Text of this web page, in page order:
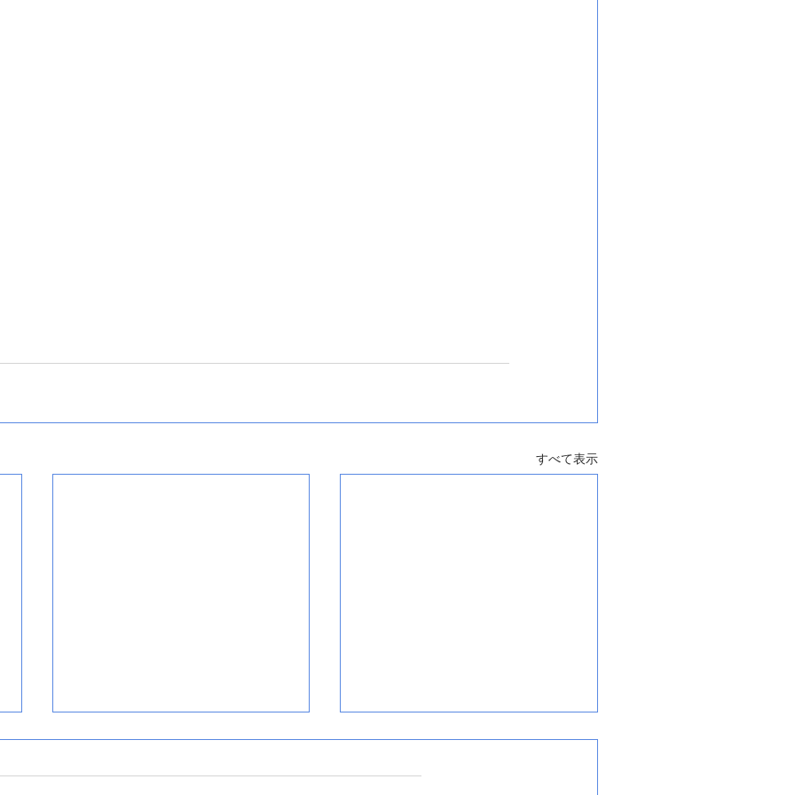
すべて表示